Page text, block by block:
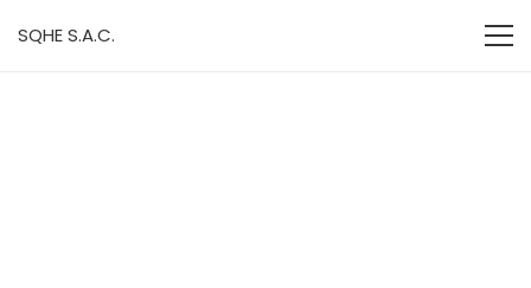
SQHE S.A.C.